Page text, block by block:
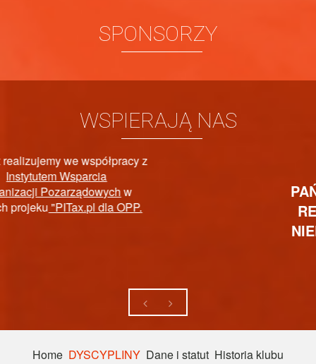
SPONSORZY
WSPIERAJĄ NAS
PAŃSTWOWY FUNDUSZ
REHABILITACJI OSÓB
Home DYSCYPLINY Dane i statut Historia klubu